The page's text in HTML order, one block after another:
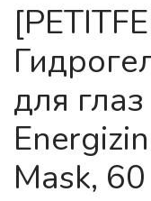
для
Mask,